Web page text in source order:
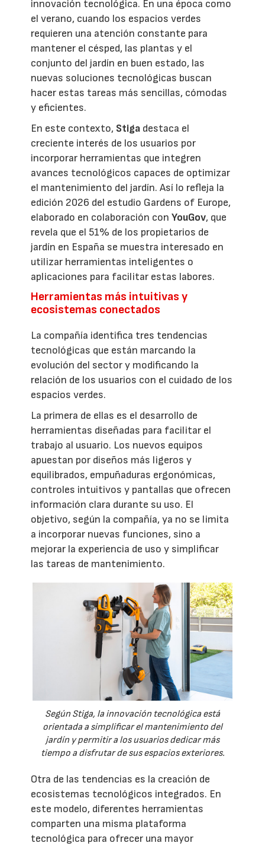
innovación tecnológica. En una época como
el verano, cuando los espacios verdes
requieren una atención constante para
mantener el césped, las plantas y el
conjunto del jardín en buen estado, las
nuevas soluciones tecnológicas buscan
hacer estas tareas más sencillas, cómodas
y eficientes.
En este contexto, Stiga destaca el
creciente interés de los usuarios por
incorporar herramientas que integren
avances tecnológicos capaces de optimizar
el mantenimiento del jardín. Así lo refleja la
edición 2026 del estudio Gardens of Europe,
elaborado en colaboración conYouGov, que
revela que el 51% de los propietarios de
jardín en España se muestra interesado en
utilizar herramientas inteligentes o
aplicaciones para facilitar estas labores.
Herramientas más intuitivas y
ecosistemas conectados
La compañía identifica tres tendencias
tecnológicas que están marcando la
evolución del sector y modificando la
relación de los usuarios con el cuidado de los
espacios verdes.
La primera de ellas es el desarrollo de
herramientas diseñadas para facilitar el
trabajo al usuario. Los nuevos equipos
apuestan por diseños más ligeros y
equilibrados, empuñaduras ergonómicas,
controles intuitivos y pantallas que ofrecen
información clara durante su uso. El
objetivo, según la compañía, ya no se limita
a incorporar nuevas funciones, sino a
mejorar la experiencia de uso y simplificar
las tareas de mantenimiento.
Según Stiga, la innovación tecnológica está
orientada a simplificar el mantenimiento del
jardín y permitir a los usuarios dedicar más
tiempo a disfrutar de sus espacios exteriores.
Otra de las tendencias es la creación de
ecosistemas tecnológicos integrados. En
este modelo, diferentes herramientas
comparten una misma plataforma
tecnológica para ofrecer una mayor